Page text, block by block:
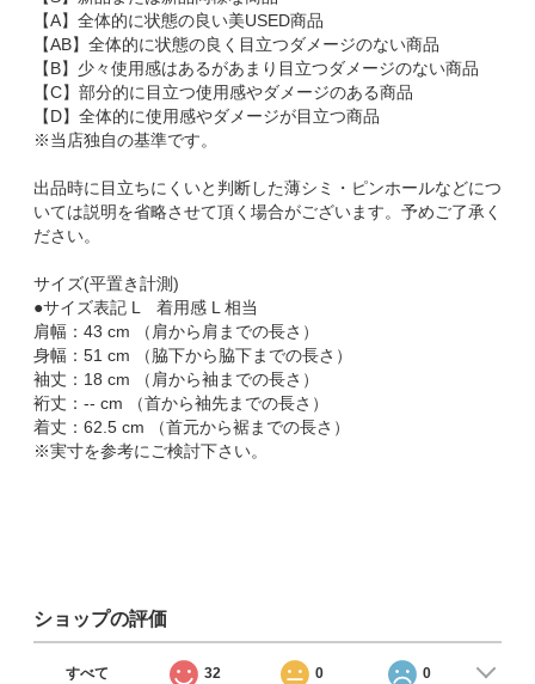
【A】全体的に状態の良い美USED商品
【AB】全体的に状態の良く目立つダメージのない商品
【B】少々使用感はあるがあまり目立つダメージのない商品
【C】部分的に目立つ使用感やダメージのある商品
【D】全体的に使用感やダメージが目立つ商品
※当店独自の基準です。
出品時に目立ちにくいと判断した薄シミ・ピンホールなどにつ
いては説明を省略させて頂く場合がございます。予めご了承く
ださい。
サイズ(平置き計測)
●サイズ表記 L 着用感 L 相当
肩幅：43 cm （肩から肩までの長さ）
身幅：51 cm （脇下から脇下までの長さ）
袖丈：18 cm （肩から袖までの長さ）
裄丈：-- cm （首から袖先までの長さ）
着丈：62.5 cm （首元から裾までの長さ）
※実寸を参考にご検討下さい。
ショップの評価
すべて 32 0 0